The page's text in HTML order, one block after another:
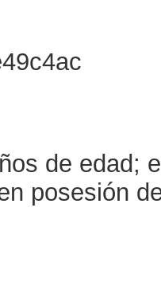
de edad;
posesión